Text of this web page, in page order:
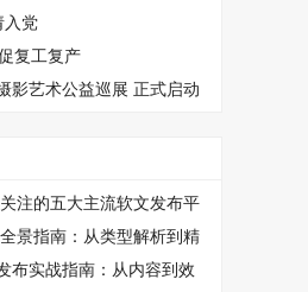
入党
复工复产
影艺术公益巡展 正式启动
注的五大主流软文发布平
景指南：从类型解析到精
码
布实战指南：从内容到效